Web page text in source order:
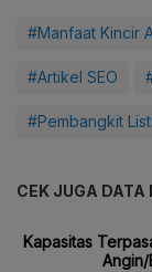
#Manfaat Kincir
#Artikel SEO
#Pembangkit
CEK JUGA DATA